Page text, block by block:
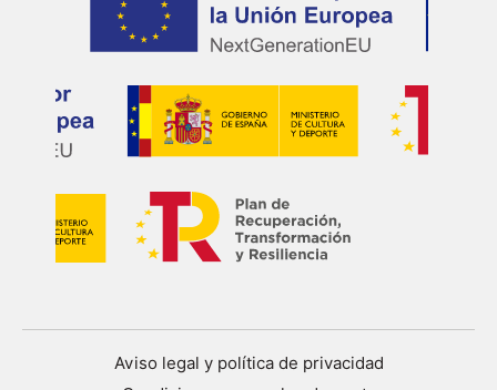
Aviso legal y política de privacidad